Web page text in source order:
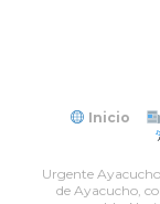
Inicio
Urgente
de Ayacucho,